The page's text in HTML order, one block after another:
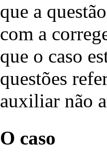
que a
com a
que o caso
questões
auxiliar não
O caso